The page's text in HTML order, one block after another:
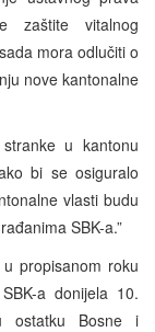
zaštite vitalnog
mora odlučiti o
nove kantonalne
u kantonu
bi se osiguralo
vlasti budu
SBK-a.”
propisanom roku
a donijela 10.
ostatku Bosne i